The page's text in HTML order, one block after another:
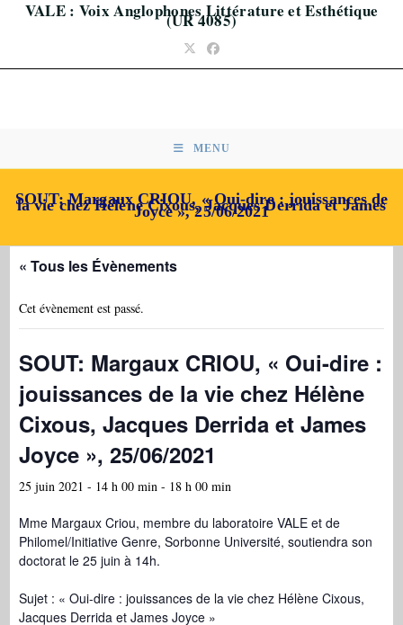
VALE : Voix Anglophones Littérature et Esthétique
(UR 4085)
MENU
SOUT: Margaux CRIOU, « Oui-dire : jouissances de
la vie chez Hélène Cixous, Jacques Derrida et James
Joyce », 25/06/2021
« Tous les Évènements
Cet évènement est passé.
SOUT: Margaux CRIOU, « Oui-dire :
jouissances de la vie chez Hélène
Cixous, Jacques Derrida et James
Joyce », 25/06/2021
25 juin 2021 - 14 h 00 min - 18 h 00 min
Mme Margaux Criou, membre du laboratoire VALE et de
Philomel/Initiative Genre, Sorbonne Université, soutiendra son
doctorat le 25 juin à 14h.
Sujet : « Oui-dire : jouissances de la vie chez Hélène Cixous,
Jacques Derrida et James Joyce »